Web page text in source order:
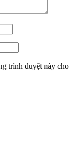
trình duyệt này cho